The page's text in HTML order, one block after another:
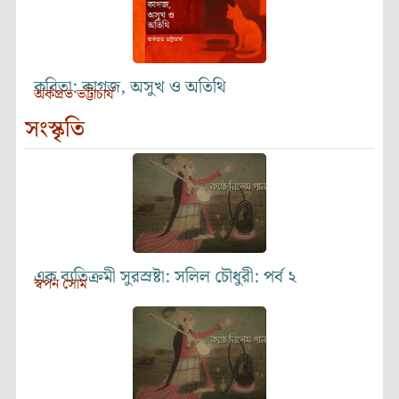
কবিতা: কাগজ, অসুখ ও অতিথি
অর্কপ্রভ ভট্টাচার্য
সংস্কৃতি
এক ব্যতিক্রমী সুরস্রষ্টা: সলিল চৌধুরী: পর্ব ২
স্বপন সোম